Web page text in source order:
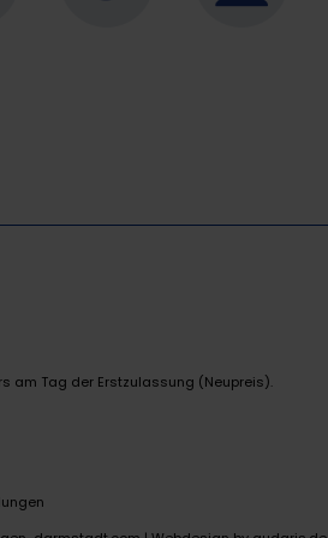
am Tag der Erstzulassung (Neupreis).